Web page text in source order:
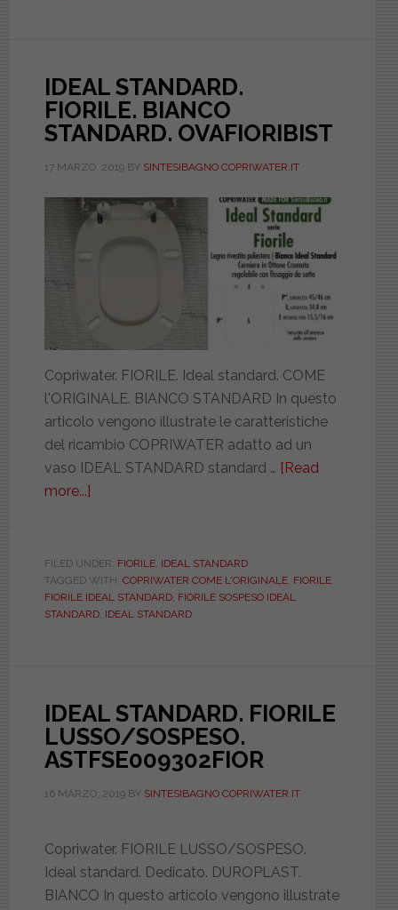
IDEAL STANDARD.
FIORILE. BIANCO
STANDARD. OVAFIORIBIST
17 MARZO, 2019BY SINTESIBAGNO COPRIWATER.IT
Copriwater. FIORILE. Ideal standard. COME
l'ORIGINALE. BIANCO STANDARD In questo
articolo vengono illustrate le caratteristiche
del ricambio COPRIWATER adatto ad un
vaso IDEAL STANDARD standard … [Read
more...]
FIORILE.
BIANCO
STANDARD.
FILED UNDER: FIORILE, IDEAL STANDARD
TAGGED WITH: COPRIWATER COME L'ORIGINALE, FIORILE,
FIORILE IDEAL STANDARD, FIORILE SOSPESO IDEAL
STANDARD, IDEAL STANDARD
IDEAL STANDARD. FIORILE
LUSSO/SOSPESO.
ASTFSE009302FIOR
16 MARZO, 2019BY SINTESIBAGNO COPRIWATER.IT
Copriwater. FIORILE LUSSO/SOSPESO.
Ideal standard. Dedicato. DUROPLAST.
BIANCO In questo articolo vengono illustrate